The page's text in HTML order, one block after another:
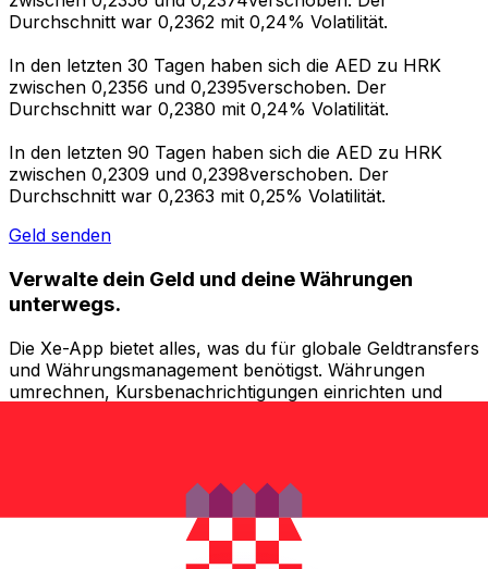
Durchschnitt war 0,2362 mit 0,24% Volatilität.
In den letzten 30 Tagen haben sich die AED zu HRK
zwischen 0,2356 und 0,2395verschoben. Der
Durchschnitt war 0,2380 mit 0,24% Volatilität.
In den letzten 90 Tagen haben sich die AED zu HRK
zwischen 0,2309 und 0,2398verschoben. Der
Durchschnitt war 0,2363 mit 0,25% Volatilität.
Geld senden
Verwalte dein Geld und deine Währungen
unterwegs.
Die Xe-App bietet alles, was du für globale Geldtransfers
und Währungsmanagement benötigst. Währungen
umrechnen, Kursbenachrichtigungen einrichten und